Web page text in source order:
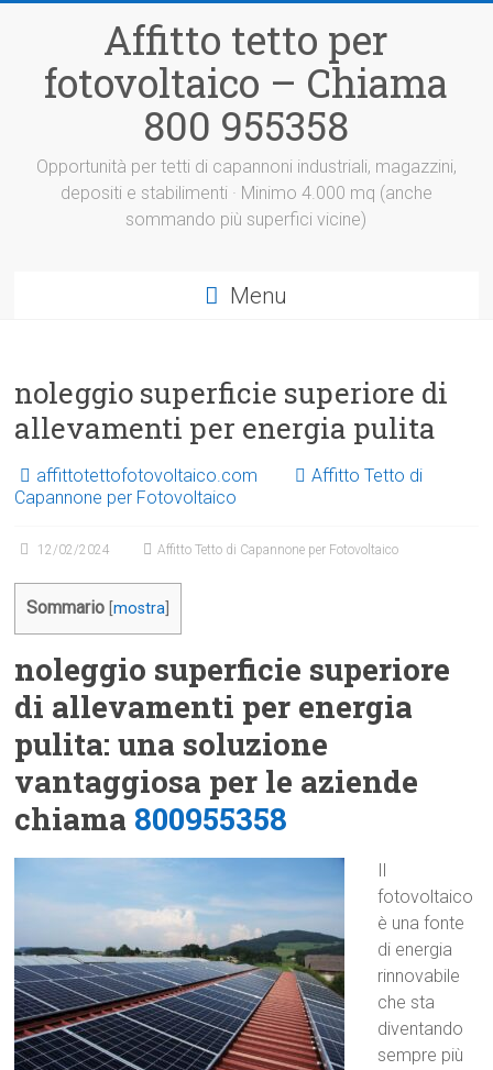
Affitto tetto per
fotovoltaico – Chiama
800 955358
Opportunità per tetti di capannoni industriali, magazzini,
depositi e stabilimenti · Minimo 4.000 mq (anche
sommando più superfici vicine)
Menu
noleggio superficie superiore di
allevamenti per energia pulita
affittotettofotovoltaico.com
Affitto Tetto di
Capannone per Fotovoltaico
12/02/2024 Affitto Tetto di Capannone per Fotovoltaico
Sommario [mostra
noleggio superficie superiore
di allevamenti per energia
pulita: una soluzione
vantaggiosa per le aziende
chiama 800955358
fotovoltaico
è una fonte
di energia
rinnovabile
che sta
diventando
sempre più